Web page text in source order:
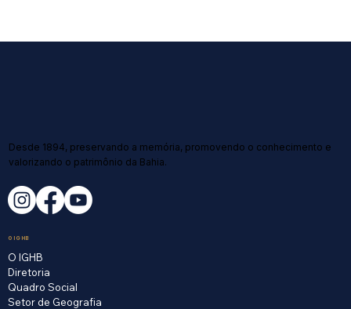
Desde 1894, preservando a memória, promovendo o conhecimento e
valorizando o patrimônio da Bahia.
O IGHB
O IGHB
Diretoria
Quadro Social
Setor de Geografia